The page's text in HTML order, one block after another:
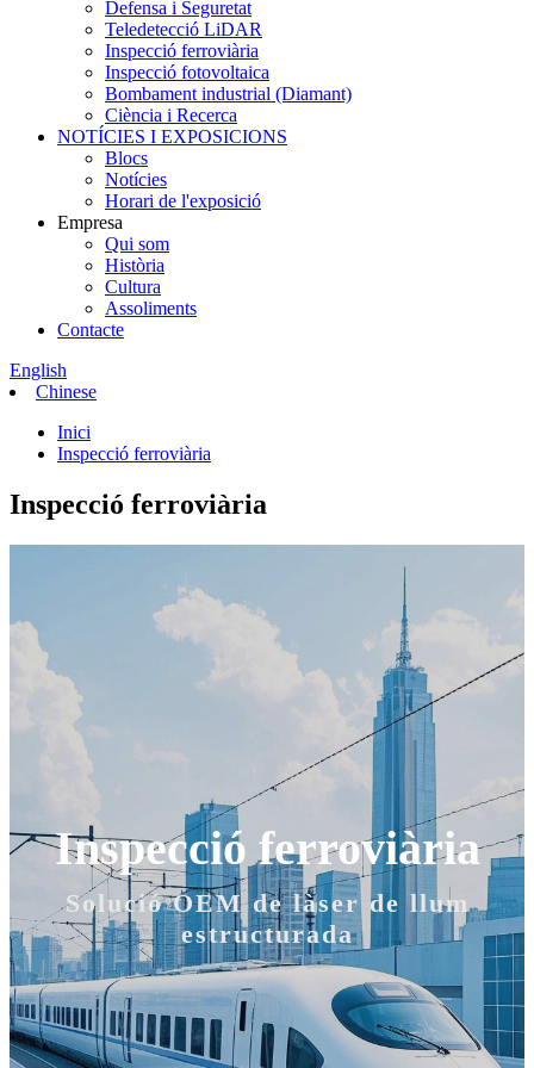
Defensa i Seguretat
Teledetecció LiDAR
Inspecció ferroviària
Inspecció fotovoltaica
Bombament industrial (Diamant)
Ciència i Recerca
NOTÍCIES I EXPOSICIONS
Blocs
Notícies
Horari de l'exposició
Empresa
Qui som
Història
Cultura
Assoliments
Contacte
English
Chinese
Inici
Inspecció ferroviària
Inspecció ferroviària
Inspecció ferroviària
Solució OEM de làser de llum
estructurada